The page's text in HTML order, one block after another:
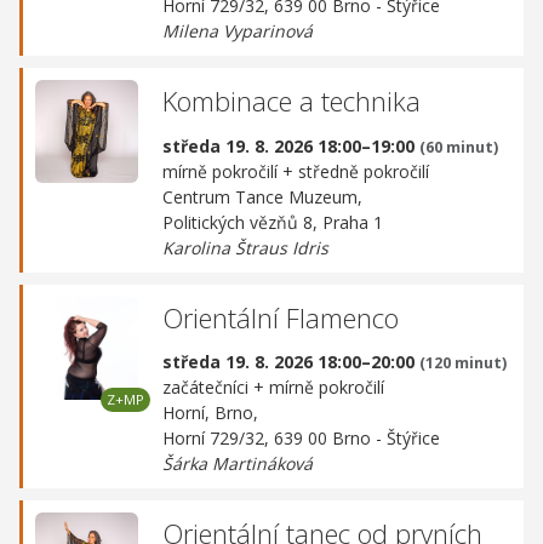
Horní 729/32, 639 00 Brno - Štýřice
Milena Vyparinová
Kombinace a technika
středa 19. 8. 2026 18:00–19:00 (60 minut)
mírně pokročilí + středně pokročilí
Centrum Tance Muzeum,
Politických vězňů 8, Praha 1
Karolina Štraus Idris
Orientální Flamenco
středa 19. 8. 2026 18:00–20:00 (120 minut)
začátečníci + mírně pokročilí
Horní, Brno,
Horní 729/32, 639 00 Brno - Štýřice
Šárka Martináková
Orientální tanec od prvních